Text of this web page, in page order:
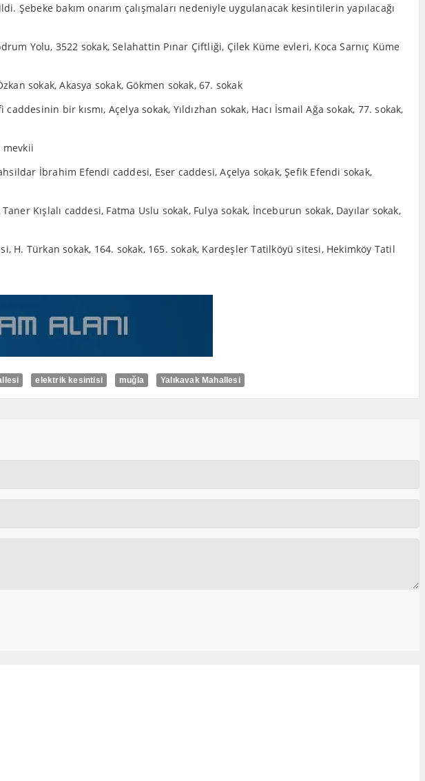
Şebeke bakım onarım çalışmaları nedeniyle uygulanacak kesintilerin yapılacağı
Yolu, 3522 sokak, Selahattin Pınar Çiftliği, Çilek Küme evleri, Koca Sarnıç Küme
sokak, Akasya sokak, Gökmen sokak, 67. sokak
bir kısmı, Açelya sokak, Yıldızhan sokak, Hacı İsmail Ağa sokak, 77. sokak,
mevkii
İbrahim Efendi caddesi, Eser caddesi, Açelya sokak, Şefik Efendi sokak,
Kışlalı caddesi, Fatma Uslu sokak, Fulya sokak, İnceburun sokak, Dayılar sokak,
H. Türkan sokak, 164. sokak, 165. sokak, Kardeşler Tatilköyü sitesi, Hekimköy Tatil
elektrik kesintisi muğla Yalıkavak Mahallesi